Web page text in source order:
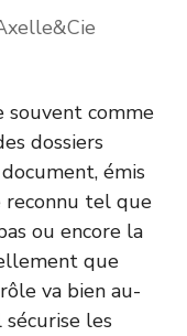
souvent comme
dossiers
émis
reconnu tel que
ou encore la
que
va bien au-
les